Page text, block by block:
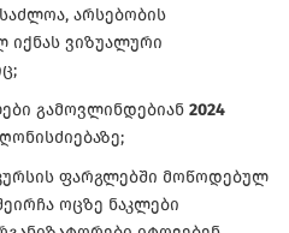
არსებობის
იქნას ვიზუალური
გამოვლინდებიან 2024
ფარგლებში მოწოდებულ
ოცზე ნაკლები